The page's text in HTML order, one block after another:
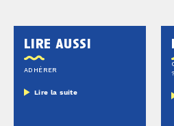
lire aussi
ADHÉRER
Lire la suite
?